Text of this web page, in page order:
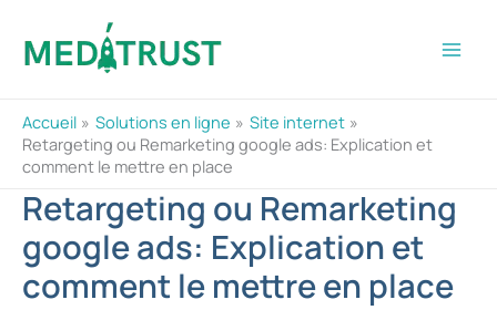
contenu
Accueil Solutions en ligne
Site internet
Retargeting ou Remarketing google ads: Explication et
comment le mettre en place
Retargeting ou Remarketing
google ads: Explication et
comment le mettre en place